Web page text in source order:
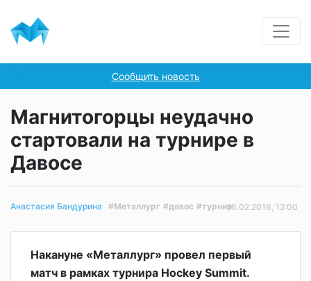
Сообщить новость
Магнитогорцы неудачно
стартовали на турнире в
Давосе
Анастасия Бандурина #Металлург #давос #турнир16.02.2018, 12:00
Накануне «Металлург» провел первый
матч в рамках турнира Hockey Summit.